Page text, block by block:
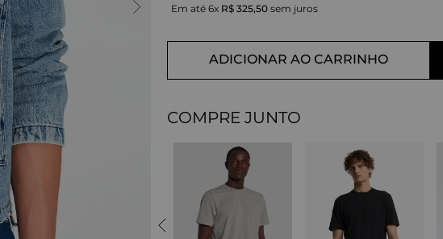
Em até 6x R$ 325,50 sem juros
ADICIONAR AO CARRINHO
COMPRE JUNTO